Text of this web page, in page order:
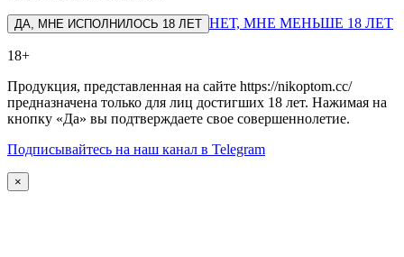
ДА, МНЕ ИСПОЛНИЛОСЬ 18 ЛЕТ НЕТ, МНЕ МЕНЬШЕ 18 ЛЕТ
18+
Продукция, представленная на сайте https://nikoptom.cc/
предназначена только для лиц достигших 18 лет. Нажимая на
кнопку «Да» вы подтверждаете свое совершеннолетие.
Подписывайтесь на наш канал в Telegram
×